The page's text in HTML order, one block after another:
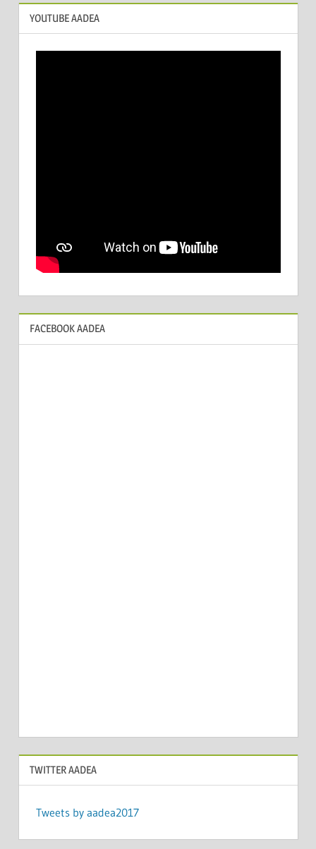
YOUTUBE AADEA
FACEBOOK AADEA
TWITTER AADEA
Tweets by aadea2017